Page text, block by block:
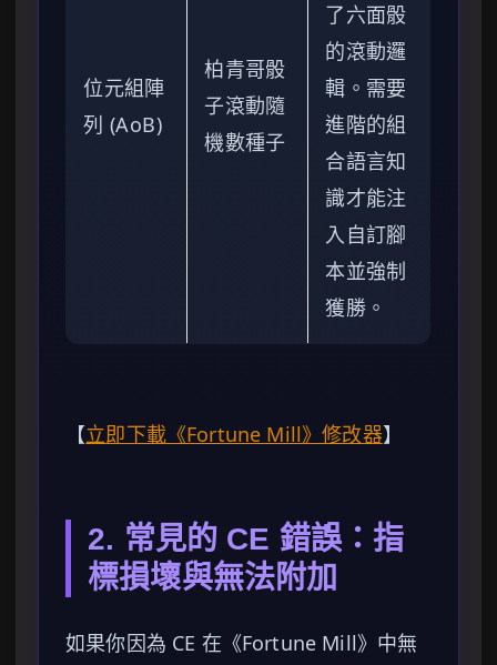
位元組陣
列 (AoB)
柏青哥骰
子滾動隨
機數種子
了六面骰
的滾動邏
輯。需要
進階的組
合語言知
識才能注
入自訂腳
本並強制
獲勝。
【立即下載《Fortune Mill》修改器】
2. 常見的 CE 錯誤：指
標損壞與無法附加
如果你因為 CE 在《Fortune Mill》中無